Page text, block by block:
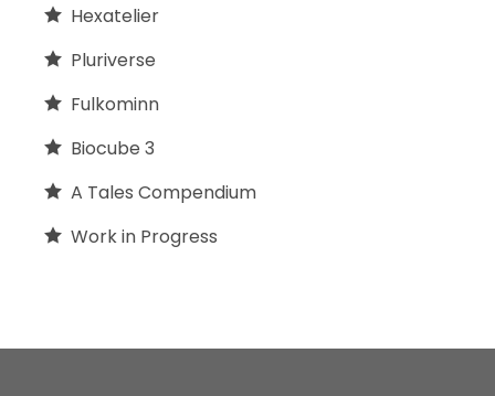
Hexatelier
Pluriverse
Fulkominn
Biocube 3
A Tales Compendium
Work in Progress